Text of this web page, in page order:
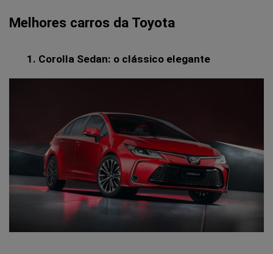
Melhores carros da Toyota
Corolla Sedan: o clássico elegante